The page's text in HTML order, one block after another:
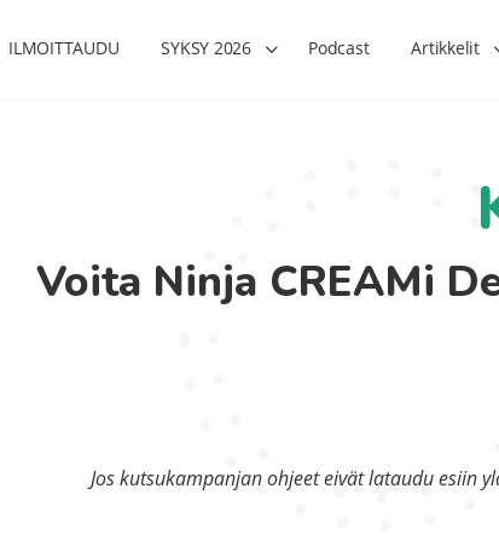
ILMOITTAUDU SYKSY 2026 Podcast Artikkelit
Voita Ninja CREAMi
Jos kutsukampanjan ohjeeteivät lataudu esiin